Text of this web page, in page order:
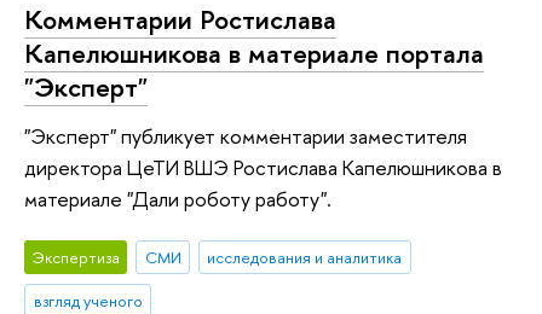
Комментарии Ростислава
Капелюшникова в материале портала
"Эксперт"
"Эксперт" публикует комментарии заместителя
директора ЦеТИ ВШЭ Ростислава Капелюшникова в
материале "Дали роботу работу".
Экспертиза СМИ
исследования и аналитика
взгляд ученого